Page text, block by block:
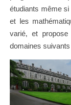
étudiants même si
et les
varié, et propose
domaines suivants